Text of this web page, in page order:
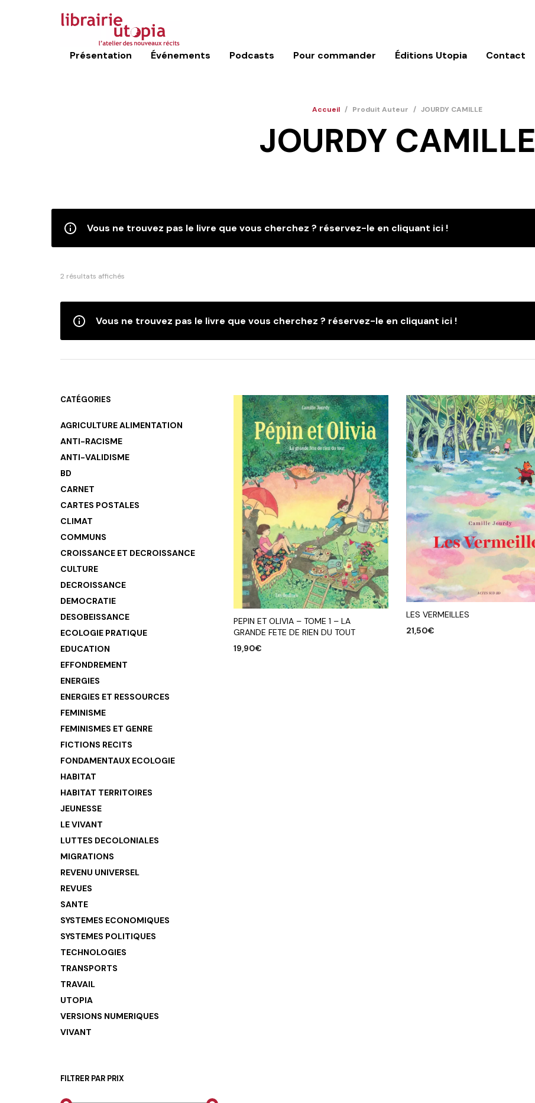
Présentation Événements Podcasts Pour commander Éditions Utopia Contact
Accueil / Produit Auteur / JOURDY CAMILLE
JOURDY CAMILLE
Vous ne trouvez pas le livre que vous cherchez ? réservez-le en cliquant ici !
2 résultats affichés
au
ancien
Vous ne trouvez pas le livre que vous cherchez ? réservez-le en cliquant ici !
CATÉGORIES
AGRICULTURE ALIMENTATION
ANTI-RACISME
ANTI-VALIDISME
BD
CARNET
CARTES POSTALES
CLIMAT
COMMUNS
CROISSANCE ET DECROISSANCE
CULTURE
DECROISSANCE
DEMOCRATIE
DESOBEISSANCE
ECOLOGIE PRATIQUE
EDUCATION
EFFONDREMENT
ENERGIES
ENERGIES ET RESSOURCES
FEMINISME
FEMINISMES ET GENRE
FICTIONS RECITS
FONDAMENTAUX ECOLOGIE
HABITAT
HABITAT TERRITOIRES
JEUNESSE
LE VIVANT
LUTTES DECOLONIALES
MIGRATIONS
REVENU UNIVERSEL
REVUES
SANTE
SYSTEMES ECONOMIQUES
SYSTEMES POLITIQUES
TECHNOLOGIES
TRANSPORTS
TRAVAIL
UTOPIA
VERSIONS NUMERIQUES
VIVANT
FILTRER PAR PRIX
PEPIN ET OLIVIA – TOME 1 – LA
GRANDE FETE DE RIEN DU TOUT
19,90€
LES VERMEILLES
21,50€